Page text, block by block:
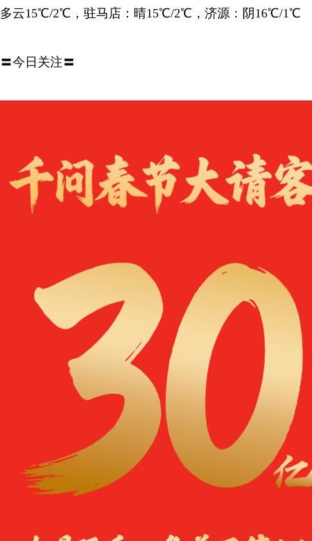
多云15℃/2℃，驻马店：晴15℃/2℃，济源：阴16℃/1℃
〓今日关注〓